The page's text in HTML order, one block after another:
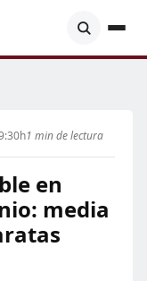
1 min de lectura
en
media